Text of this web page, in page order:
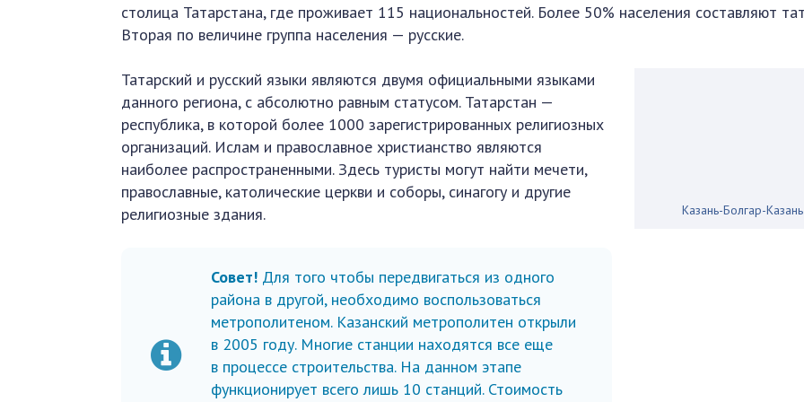
столица Татарстана, где проживает 115 национальностей. Более 50% населения составляют
Вторая по величине группа населения — русские.
Казань-Болгар-Казань
Татарский и русский языки являются двумя официальными языками
данного региона, с абсолютно равным статусом. Татарстан —
республика, в которой более 1000 зарегистрированных религиозных
организаций. Ислам и православное христианство являются
наиболее распространенными. Здесь туристы могут найти мечети,
православные, католические церкви и соборы, синагогу и другие
религиозные здания.
Совет! Для того чтобы передвигаться из одного
района в другой, необходимо воспользоваться
метрополитеном. Казанский метрополитен открыли
в 2005 году. Многие станции находятся все еще
в процессе строительства. На данном этапе
функционирует всего лишь 10 станций. Стоимость